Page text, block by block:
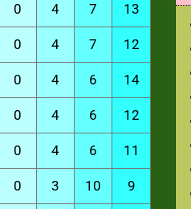
0 4 7 13
0 4 7 12
0 4 6 14
0 4 6 12
0 4 6 11
0 3 10 9